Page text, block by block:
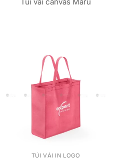
TÚI VẢI IN LOGO